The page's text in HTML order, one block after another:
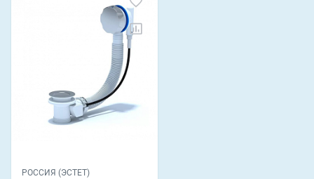
РОССИЯ (ЭСТЕТ)